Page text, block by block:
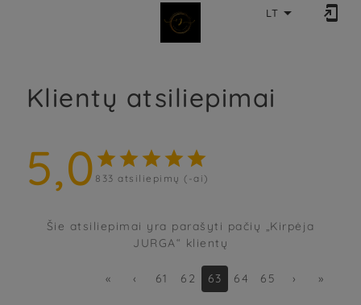
LT  
Klientų atsiliepimai
5,0     
833 atsiliepimų (-ai)
Šie atsiliepimai yra parašyti pačių „Kirpėja
JURGA“ klientų
« ‹ 61 62 63 64 65 › »